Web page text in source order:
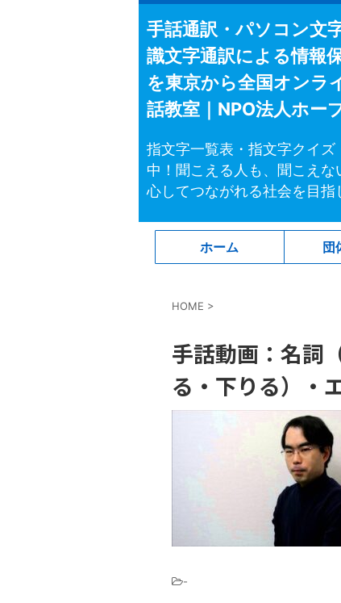
手話通訳・パソコン文
識文字通訳による情報
を東京から全国オンラ
話教室｜NPO法人ホー
指文字一覧表・指文字クイ
中！聞こえる人も、聞こえ
心してつながれる社会を目
ホーム 団
HOME >
手話動画：名詞
る・下りる）・
-